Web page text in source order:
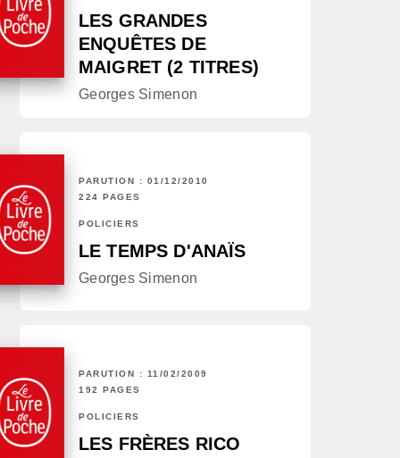
LES GRANDES
ENQUÊTES DE
MAIGRET (2 TITRES)
Georges Simenon
PARUTION : 01/12/2010
224 PAGES
POLICIERS
LE TEMPS D'ANAÏS
Georges Simenon
PARUTION : 11/02/2009
192 PAGES
POLICIERS
LES FRÈRES RICO